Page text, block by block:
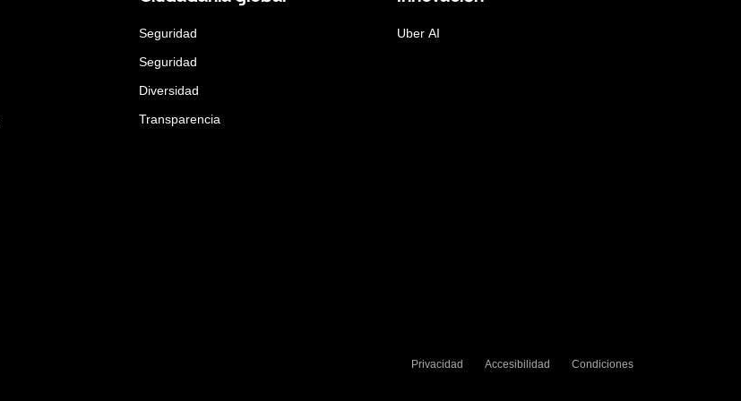
Seguridad
Seguridad
Diversidad
Transparencia
Uber AI
Privacidad Accesibilidad Condiciones